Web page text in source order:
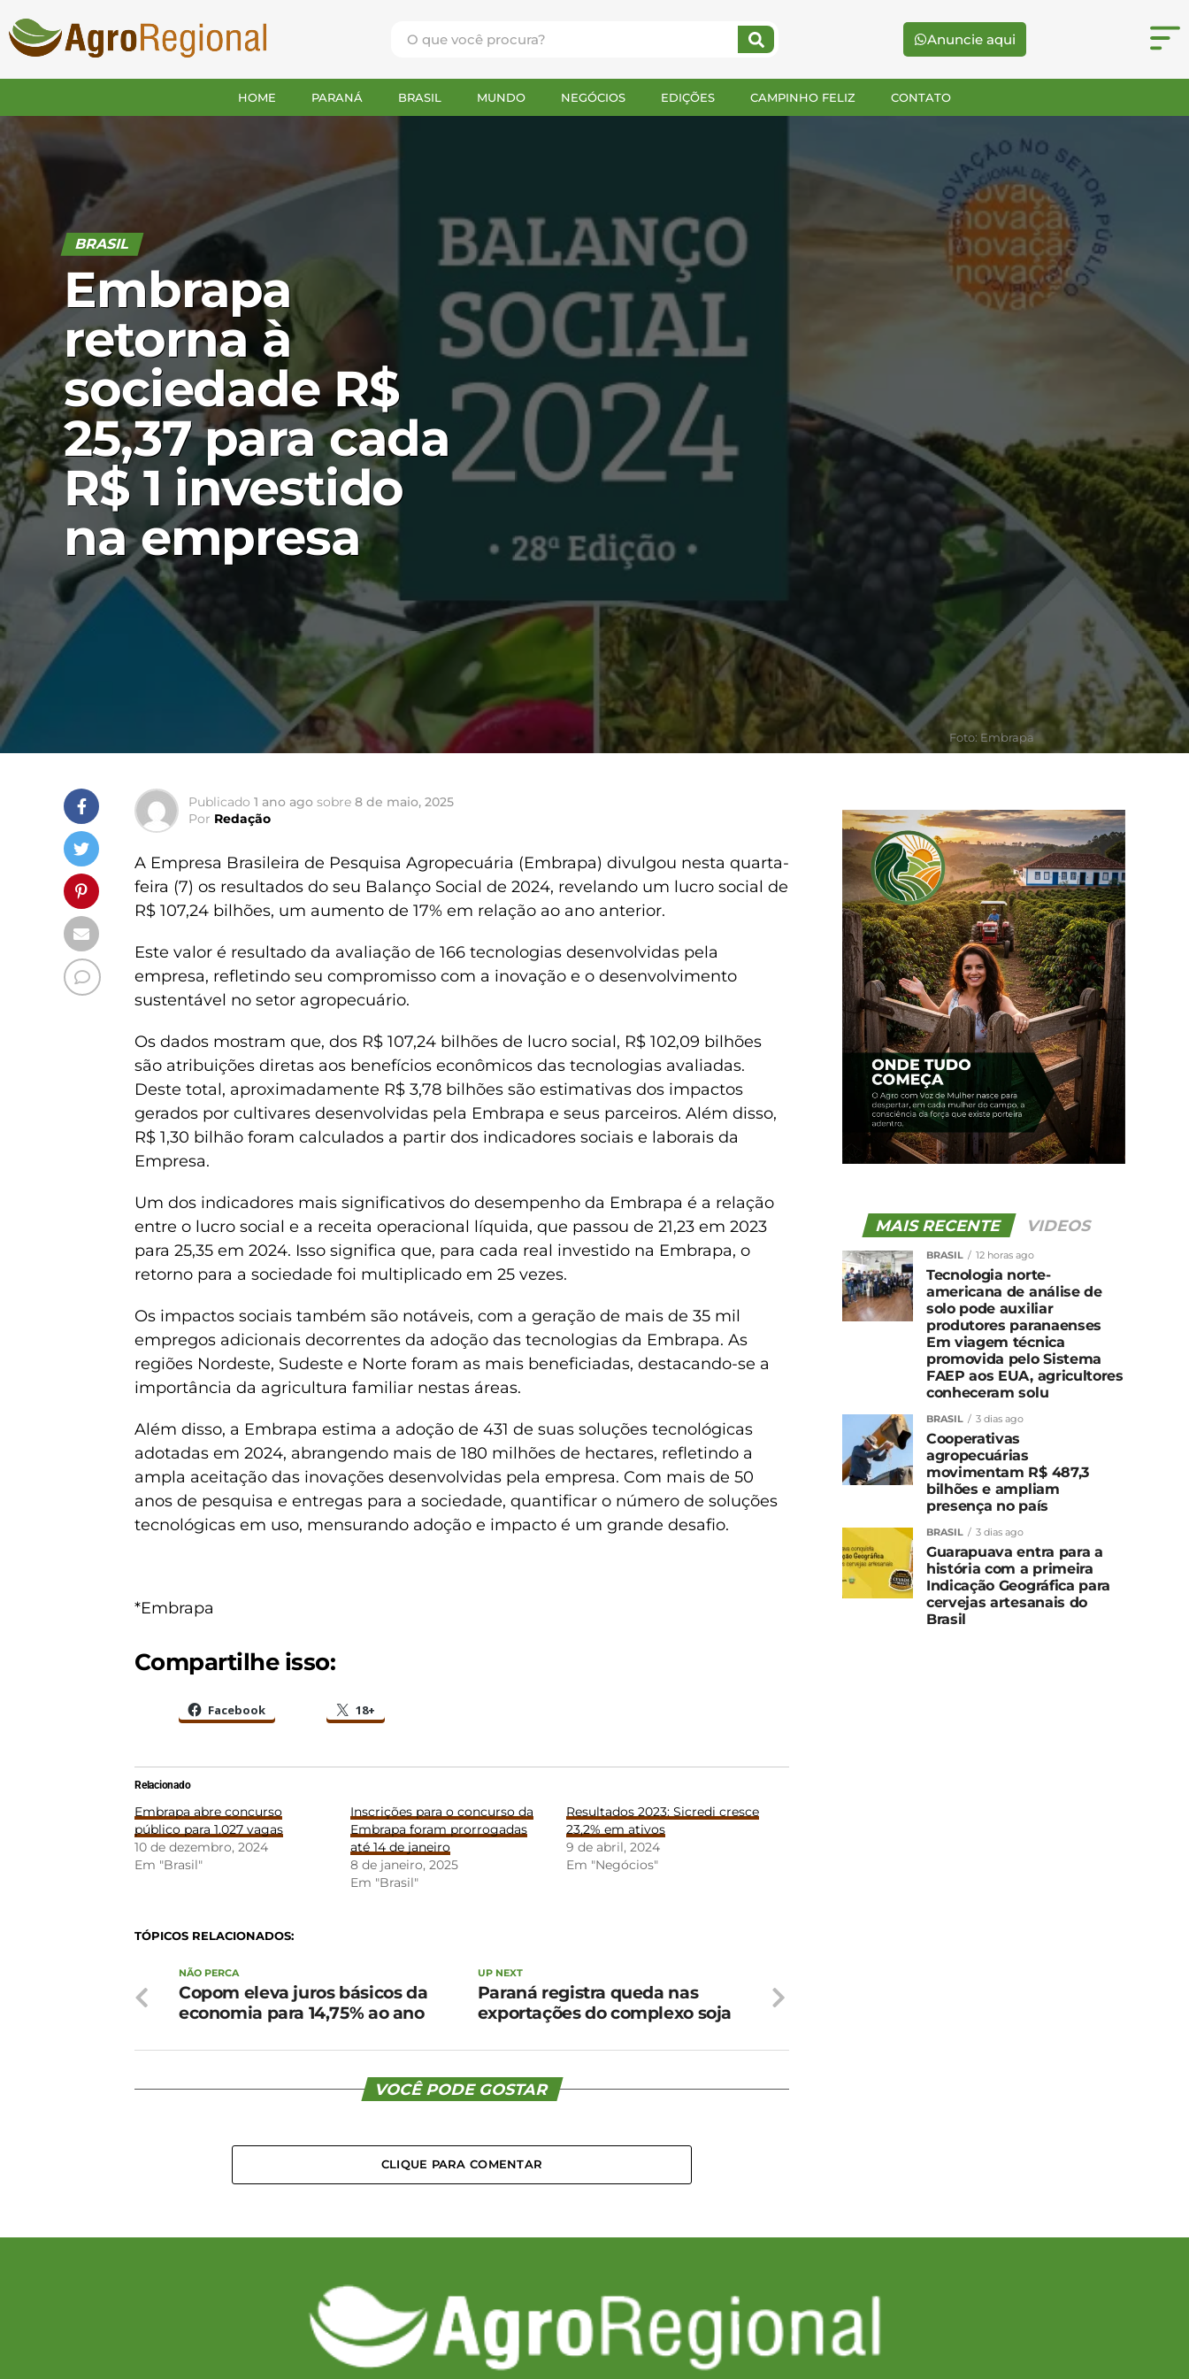
Anuncie aqui
HOME PARANÁ BRASIL MUNDO NEGÓCIOS EDIÇÕES CAMPINHO FELIZ CONTATO
BRASIL
Embrapa
retorna à
sociedade R$
25,37 para cada
R$ 1 investido
na empresa
Foto: Embrapa
Publicado 1 ano ago sobre 8 de maio, 2025
Por Redação
A Empresa Brasileira de Pesquisa Agropecuária (Embrapa) divulgou nesta quarta-
feira (7) os resultados do seu Balanço Social de 2024, revelando um lucro social de
R$ 107,24 bilhões, um aumento de 17% em relação ao ano anterior.
Este valor é resultado da avaliação de 166 tecnologias desenvolvidas pela
empresa, refletindo seu compromisso com a inovação e o desenvolvimento
sustentável no setor agropecuário.
Os dados mostram que, dos R$ 107,24 bilhões de lucro social, R$ 102,09 bilhões
são atribuições diretas aos benefícios econômicos das tecnologias avaliadas.
Deste total, aproximadamente R$ 3,78 bilhões são estimativas dos impactos
gerados por cultivares desenvolvidas pela Embrapa e seus parceiros. Além disso,
R$ 1,30 bilhão foram calculados a partir dos indicadores sociais e laborais da
Empresa.
Um dos indicadores mais significativos do desempenho da Embrapa é a relação
entre o lucro social e a receita operacional líquida, que passou de 21,23 em 2023
para 25,35 em 2024. Isso significa que, para cada real investido na Embrapa, o
retorno para a sociedade foi multiplicado em 25 vezes.
Os impactos sociais também são notáveis, com a geração de mais de 35 mil
empregos adicionais decorrentes da adoção das tecnologias da Embrapa. As
regiões Nordeste, Sudeste e Norte foram as mais beneficiadas, destacando-se a
importância da agricultura familiar nestas áreas.
Além disso, a Embrapa estima a adoção de 431 de suas soluções tecnológicas
adotadas em 2024, abrangendo mais de 180 milhões de hectares, refletindo a
ampla aceitação das inovações desenvolvidas pela empresa. Com mais de 50
anos de pesquisa e entregas para a sociedade, quantificar o número de soluções
tecnológicas em uso, mensurando adoção e impacto é um grande desafio.
*Embrapa
Compartilhe isso:
Facebook 18+
Relacionado
Embrapa abre concurso
público para 1.027 vagas
10 de dezembro, 2024
Em "Brasil"
Inscrições para o concurso da
Embrapa foram prorrogadas
até 14 de janeiro
8 de janeiro, 2025
Em "Brasil"
Resultados 2023: Sicredi cresce
23,2% em ativos
9 de abril, 2024
Em "Negócios"
TÓPICOS RELACIONADOS:
UP NEXT
Paraná registra queda nas
exportações do complexo soja
NÃO PERCA
Copom eleva juros básicos da
economia para 14,75% ao ano
VOCÊ PODE GOSTAR
CLIQUE PARA COMENTAR
MAIS RECENTE VIDEOS
BRASIL 12 horas ago
Tecnologia norte-
americana de análise de
solo pode auxiliar
produtores paranaenses
Em viagem técnica
promovida pelo Sistema
FAEP aos EUA, agricultores
conheceram solu
BRASIL 3 dias ago
Cooperativas
agropecuárias
movimentam R$ 487,3
bilhões e ampliam
presença no país
BRASIL 3 dias ago
Guarapuava entra para a
história com a primeira
Indicação Geográfica para
cervejas artesanais do
Brasil